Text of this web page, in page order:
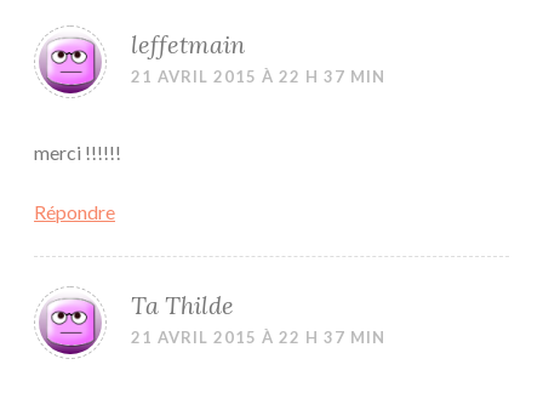
leffetmain
21 AVRIL 2015 À 22 H 37 MIN
merci !!!!!!
Répondre
Ta Thilde
21 AVRIL 2015 À 22 H 37 MIN